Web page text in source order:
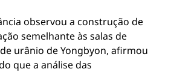
observou a construção de
semelhante às salas de
urânio de Yongbyon, afirmou
que a análise das